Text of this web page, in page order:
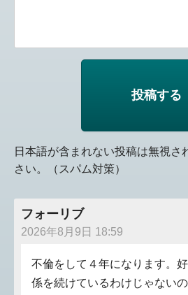
日本語が含まれない投稿は無視さ
さい。（スパム対策）
フォーリブ
2026年8月9日 18:59
不倫をして４年になります。
係を続けているわけじゃない